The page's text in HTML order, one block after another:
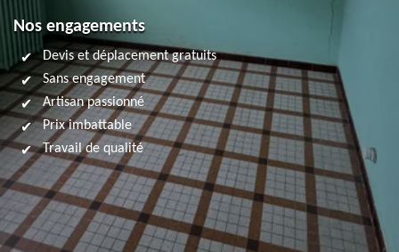
Nos engagements
Devis et déplacement gratuits
Sans engagement
Artisan passionné
Prix imbattable
Travail de qualité